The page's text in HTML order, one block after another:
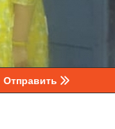
Отправить